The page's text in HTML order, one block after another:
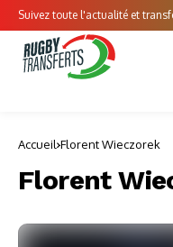
Suivez toute l'actualité et
Accueil Florent Wieczorek
Florent